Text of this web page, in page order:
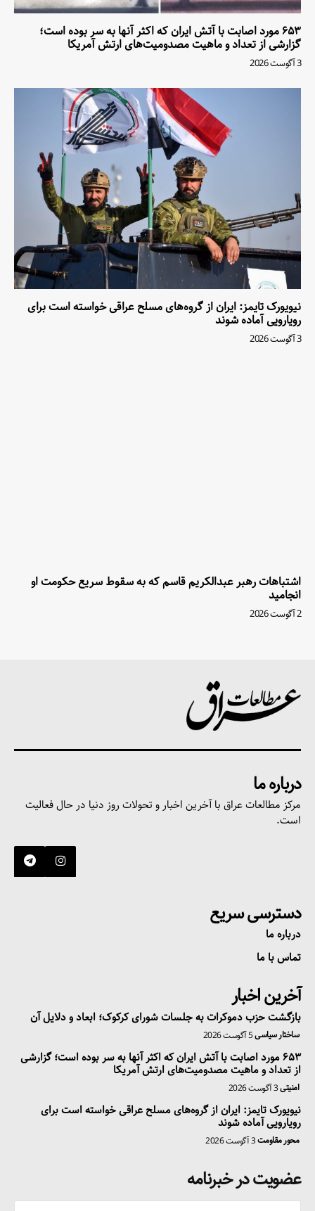
۶۵۳ مورد اصابت با آتش ایران که اکثر آنها به سر بوده است؛
گزارشی از تعداد و ماهیت مصدومیت‌های ارتش آمریکا
3 آگوست 2026
نیویورک تایمز: ایران از گروه‌های مسلح عراقی خواسته است برای
رویارویی آماده شوند
3 آگوست 2026
اشتباهات رهبر عبدالکریم قاسم که به سقوط سریع حکومت او
انجامید
2 آگوست 2026
درباره ما
مرکز مطالعات عراق با آخرین اخبار و تحولات روز دنیا در حال فعالیت
است.
دسترسی سریع
درباره ما
تماس با ما
آخرین اخبار
بازگشت حزب دموکرات به جلسات شورای کرکوک؛ ابعاد و دلایل آن
ساختار سیاسی5 آگوست 2026
۶۵۳ مورد اصابت با آتش ایران که اکثر آنها به سر بوده است؛ گزارشی
از تعداد و ماهیت مصدومیت‌های ارتش آمریکا
امنیتی3 آگوست 2026
نیویورک تایمز: ایران از گروه‌های مسلح عراقی خواسته است برای
رویارویی آماده شوند
محور مقاومت3 آگوست 2026
عضویت در خبرنامه